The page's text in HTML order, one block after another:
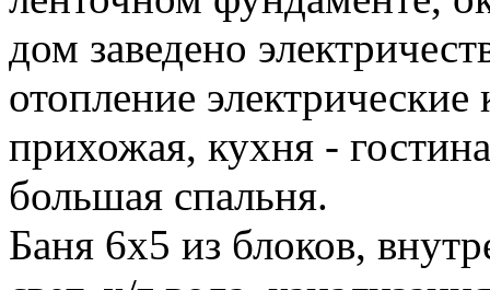
дом заведено
отопление
прихожая, кухня -
большая спальня.
Баня 6х5 из блоков,